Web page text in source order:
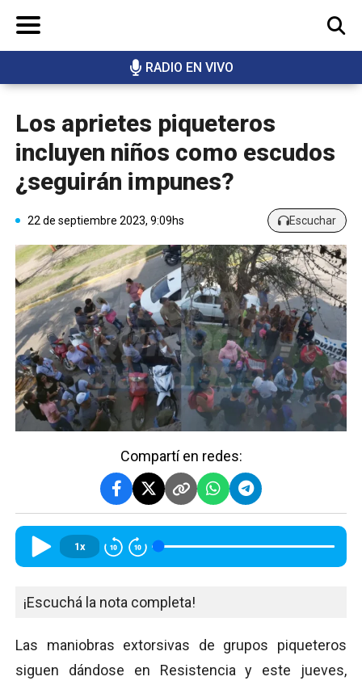
RADIO EN VIVO
BUSCAR
Los aprietes piqueteros
incluyen niños como escudos
¿seguirán impunes?
22 de septiembre 2023, 9:09hs Escuchar
Compartí en redes:
1x
¡Escuchá la nota completa!
Las maniobras extorsivas de grupos piqueteros
siguen dándose en Resistencia y este jueves,